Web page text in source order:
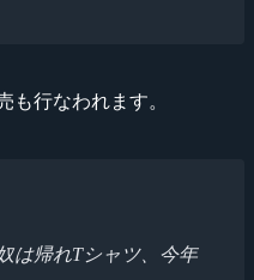
も行なわれます。
は帰れTシャツ、今年